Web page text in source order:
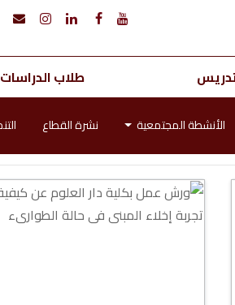
طلاب الدراسات
الأنشطة المجتمعية نشرة القطاع